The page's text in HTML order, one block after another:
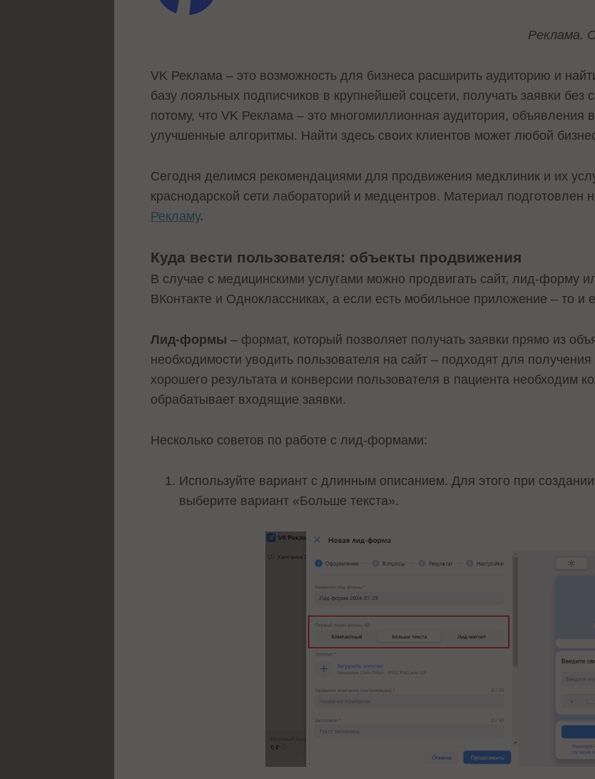
Реклама.
VK Реклама – это возможность для бизнеса расширить аудиторию и
базу лояльных подписчиков в крупнейшей соцсети, получать заявки
потому, что VK Реклама – это многомиллионная аудитория, объявления
улучшенные алгоритмы. Найти здесь своих клиентов может любой
Сегодня делимся рекомендациями для продвижения медклиник и их
краснодарской сети лабораторий и медцентров. Материал подготовлен
Рекламу.
Куда вести пользователя: объекты продвижения
В случае с медицинскими услугами можно продвигать сайт, лид-форму
ВКонтакте и Одноклассниках, а если есть мобильное приложение – то и
Лид-формы – формат, который позволяет получать заявки прямо из
необходимости уводить пользователя на сайт – подходят для
хорошего результата и конверсии пользователя в пациента необходим
обрабатывает входящие заявки.
Несколько советов по работе с лид-формами:
Используйте вариант с длинным описанием. Для этого при
выберите вариант «Больше текста».